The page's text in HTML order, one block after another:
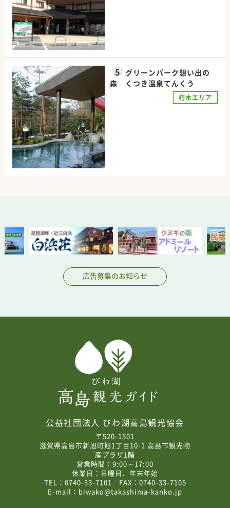
グリーンパーク想い出の
森 くつき温泉てんくう
朽木エリア
広告募集のお知らせ
公益社団法人 びわ湖高島観光協会
〒520-1501
滋賀県高島市新旭町旭1丁目10-1 高島市観光物
産プラザ1階
営業時間：9:00～17:00
休業日：日曜日、年末年始
TEL：0740-33-7101 FAX：0740-33-7105
E-mail： biwako@takashima-kanko.jp